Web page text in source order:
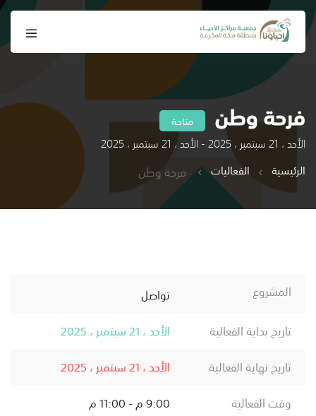
فرحة وطن متاحة
الأحد ، 21 سبتمبر ، 2025 - الأحد ، 21 سبتمبر ، 2025
الرئيسية
الفعاليات فرحة وطن
المشروع
تواصل
تاريخ بداية الفعالية
الأحد ، 21 سبتمبر ، 2025
تاريخ نهاية الفعالية
الأحد ، 21 سبتمبر ، 2025
وقت الفعالية
9:00 م - 11:00 م